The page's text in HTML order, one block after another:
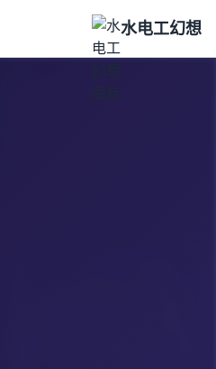
水电工幻想